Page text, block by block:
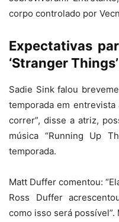
corpo controlado por
Expectativas
‘Stranger Things’
Sadie Sink falou
temporada em entrevista
correr”, disse a atriz,
música “Running Up
temporada.
Matt Duffer comentou:
Ross Duffer
como isso será